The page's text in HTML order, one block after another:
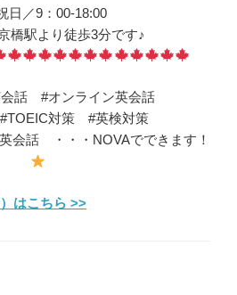
日／9：00-18:00
橋駅より徒歩3分です♪
話 #オンライン英会話
対策 #英検対策
会話 ・・・NOVAでできます！
はこちら >>